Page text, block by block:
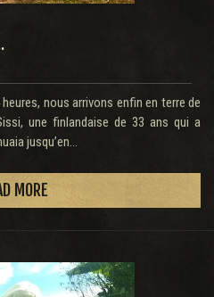
nous arrivons enfin en terre de
une finlandaise de 33 ans qui a
jusqu’en...
MORE